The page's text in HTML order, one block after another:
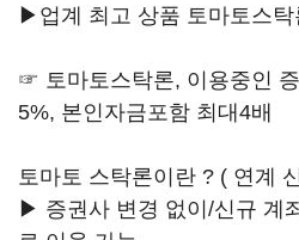
▶업계 최고 상품 토마토스탁
☞ 토마토스탁론, 이용중인
5%, 본인자금포함 최대4배
토마토 스탁론이란 ? ( 연계
▶ 증권사 변경 없이/신규 계